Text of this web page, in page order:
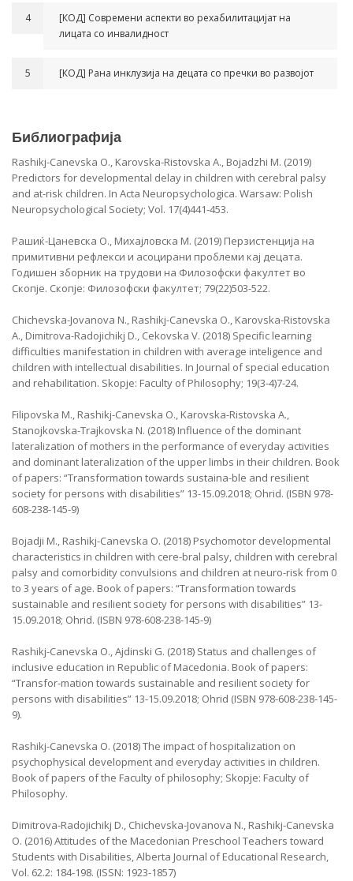
4
[КОД] Современи аспекти во рехабилитацијат на
лицата со инвалидност
5 [КОД] Рана инклузија на децата со пречки во развојот
Библиографија
Rashikj-Canevska O., Karovska-Ristovska A., Bojadzhi M. (2019)
Predictors for developmental delay in children with cerebral palsy
and at-risk children. In Acta Neuropsychologica. Warsaw: Polish
Neuropsychological Society; Vol. 17(4)441-453.
Рашиќ-Цаневска О., Михајловска М. (2019) Перзистенција на
примитивни рефлекси и асоцирани проблеми кај децата.
Годишен зборник на трудови на Филозофски факултет во
Скопје. Скопје: Филозофски факултет; 79(22)503-522.
Chichevska-Jovanova N., Rashikj-Canevska O., Karovska-Ristovska
A., Dimitrova-Radojichikj D., Cekovska V. (2018) Specific learning
difficulties manifestation in children with average inteligence and
children with intellectual disabilities. In Journal of special education
and rehabilitation. Skopje: Faculty of Philosophy; 19(3-4)7-24.
Filipovska M., Rashikj-Canevska O., Karovska-Ristovska A.,
Stanojkovska-Trajkovska N. (2018) Influence of the dominant
lateralization of mothers in the performance of everyday activities
and dominant lateralization of the upper limbs in their children. Book
of papers: “Transformation towards sustaina-ble and resilient
society for persons with disabilities” 13-15.09.2018; Ohrid. (ISBN 978-
608-238-145-9)
Bojadji M., Rashikj-Canevska O. (2018) Psychomotor developmental
characteristics in children with cere-bral palsy, children with cerebral
palsy and comorbidity convulsions and children at neuro-risk from 0
to 3 years of age. Book of papers: “Transformation towards
sustainable and resilient society for persons with disabilities” 13-
15.09.2018; Ohrid. (ISBN 978-608-238-145-9)
Rashikj-Canevska O., Ajdinski G. (2018) Status and challenges of
inclusive education in Republic of Macedonia. Book of papers:
“Transfor-mation towards sustainable and resilient society for
persons with disabilities” 13-15.09.2018; Ohrid (ISBN 978-608-238-145-
9).
Rashikj-Canevska O. (2018) The impact of hospitalization on
psychophysical development and everyday activities in children.
Book of papers of the Faculty of philosophy; Skopje: Faculty of
Philosophy.
Dimitrova-Radojichikj D., Chichevska-Jovanova N., Rashikj-Canevska
O. (2016) Attitudes of the Macedonian Preschool Teachers toward
Students with Disabilities, Alberta Journal of Educational Research,
Vol. 62.2: 184-198. (ISSN: 1923-1857)